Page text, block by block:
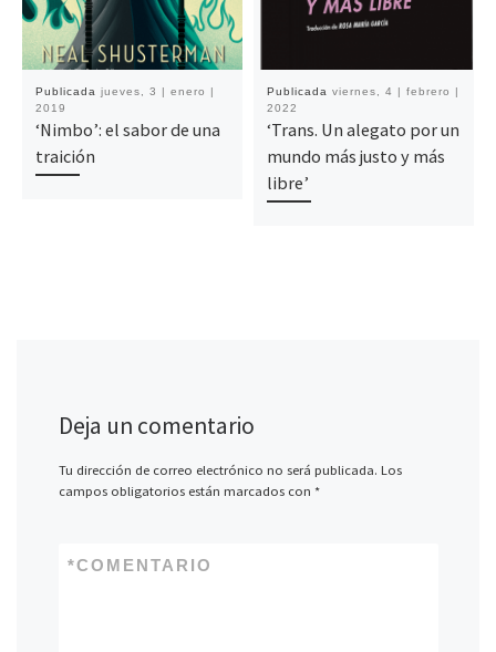
Publicada jueves, 3 | enero |
2019
‘Nimbo’: el sabor de una
traición
Publicada viernes, 4 | febrero |
2022
‘Trans. Un alegato por un
mundo más justo y más
libre’
Deja un comentario
Tu dirección de correo electrónico no será publicada. Los
campos obligatorios están marcados con *
COMENTARIO
*